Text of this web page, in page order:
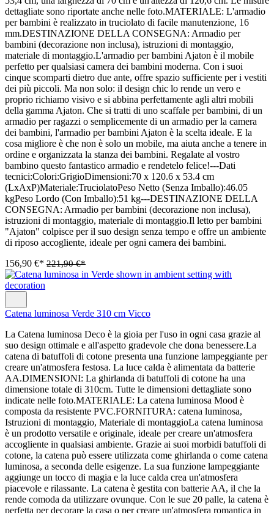
dettagliate sono riportate anche nelle foto.MATERIALE: L'armadio
per bambini è realizzato in truciolato di facile manutenzione, 16
mm.DESTINAZIONE DELLA CONSEGNA: Armadio per
bambini (decorazione non inclusa), istruzioni di montaggio,
materiale di montaggio.L'armadio per bambini Ajaton è il mobile
perfetto per qualsiasi camera dei bambini moderna. Con i suoi
cinque scomparti dietro due ante, offre spazio sufficiente per i vestiti
dei più piccoli. Ma non solo: il design chic lo rende un vero e
proprio richiamo visivo e si abbina perfettamente agli altri mobili
della gamma Ajaton. Che si tratti di uno scaffale per bambini, di un
armadio per ragazzi o semplicemente di un armadio per la camera
dei bambini, l'armadio per bambini Ajaton è la scelta ideale. E la
cosa migliore è che non è solo un mobile, ma aiuta anche a tenere in
ordine e organizzata la stanza dei bambini. Regalate al vostro
bambino questo fantastico armadio e rendetelo felice!---Dati
tecnici:Colori:GrigioDimensioni:70 x 120.6 x 53.4 cm
(LxAxP)Materiale:TruciolatoPeso Netto (Senza Imballo):46.05
kgPeso Lordo (Con Imballo):51 kg---DESTINAZIONE DELLA
CONSEGNA: Armadio per bambini (decorazione non inclusa),
istruzioni di montaggio, materiale di montaggio.Il letto per bambini
"Ajaton" colpisce per il suo design senza tempo e offre un ambiente
di riposo accogliente, ideale per ogni camera dei bambini.
156,90 €* 221,90 €*
Catena luminosa Verde 310 cm Vicco
La Catena luminosa Deco è la gioia per l'uso in ogni casa grazie al
suo design ottimale e all'aspetto gradevole che dona benessere.La
catena di batuffoli di cotone presenta una funzione lampeggiante per
creare un'atmosfera festosa. La luce calda è alimentata da batterie
AA.DIMENSIONI: La ghirlanda di batuffoli di cotone ha una
dimensione totale di 310cm. Tutte le dimensioni dettagliate sono
indicate nelle foto.MATERIALE: La catena luminosa Mood è
composta da resistente PVC.FORNITURA: catena luminosa,
Istruzioni di montaggio, Materiale di montaggioLa catena luminosa
è un prodotto versatile e originale, ideale per creare un'atmosfera
accogliente in qualsiasi ambiente. Grazie ai suoi morbidi batuffoli di
cotone, la catena può essere utilizzata come ghirlanda o come catena
luminosa, a seconda delle esigenze. La sua funzione lampeggiante
aggiunge un tocco di magia e la luce calda crea un'atmosfera
piacevole e rilassante. La catena è gestita con batterie AA, il che la
rende comoda da utilizzare ovunque. Con le sue 20 palle, la catena è
perfetta per decorare la casa o per creare un'atmosfera romantica in